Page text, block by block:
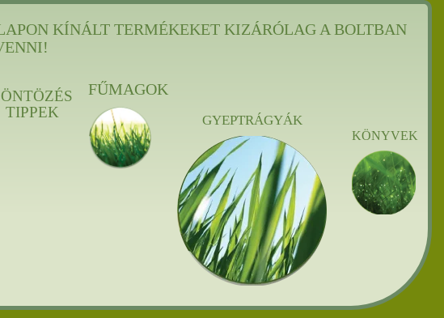
KÍNÁLT TERMÉKEKET KIZÁRÓLAG A BOLTBAN
ÖNTÖZÉS
TIPPEK
FŰMAGOK
GYEPTRÁGYÁK
KÖNYVEK